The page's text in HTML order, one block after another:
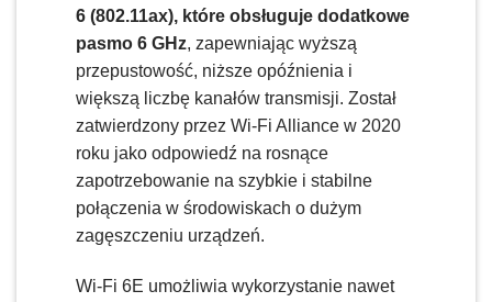
6 (802.11ax), które obsługuje dodatkowe
pasmo 6 GHz, zapewniając wyższą
przepustowość, niższe opóźnienia i
większą liczbę kanałów transmisji. Został
zatwierdzony przez Wi-Fi Alliance w 2020
roku jako odpowiedź na rosnące
zapotrzebowanie na szybkie i stabilne
połączenia w środowiskach o dużym
zagęszczeniu urządzeń.
Wi-Fi 6E umożliwia wykorzystanie nawet